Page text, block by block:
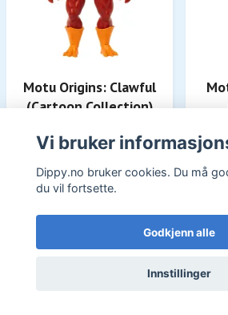
Motu Origins: Clawful
(Cartoon Collection)
298,-
På lager
Vi bruker
Dippy.no bruker cookies. Du må
du vil fortsette.
Godkjenn alle
Innstillinger